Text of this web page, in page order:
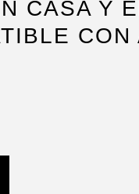
CASA Y
CON